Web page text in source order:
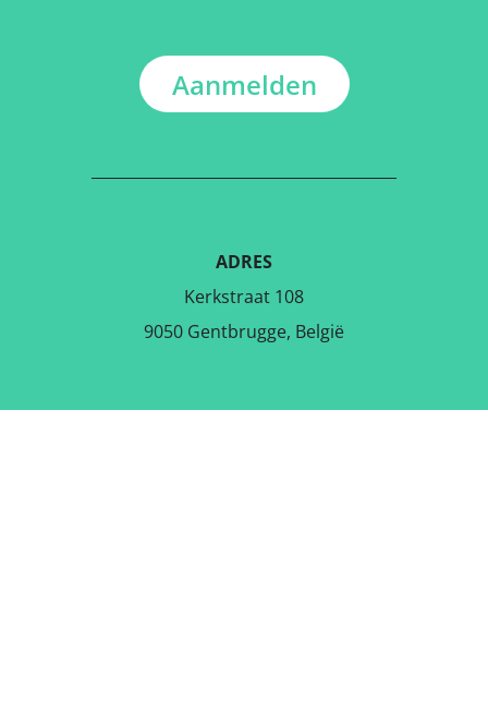
Aanmelden
ADRES
Kerkstraat 108
9050 Gentbrugge, België